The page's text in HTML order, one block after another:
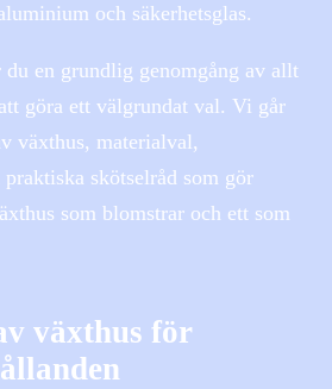
och säkerhetsglas.
en grundlig genomgång av allt
göra ett välgrundat val. Vi går
växthus, materialval,
skötselråd som gör
som blomstrar och ett som
växthus för